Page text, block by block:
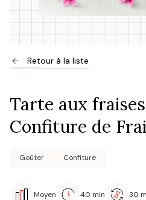
Retour à la liste
Tarte aux
Confiture de
Goûter Confiture
Moyen 40 min 30